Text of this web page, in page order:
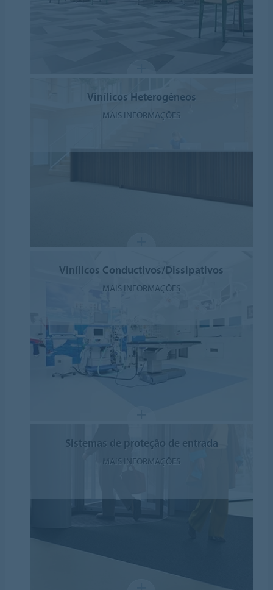
Vinílicos Heterogêneos
MAIS INFORMAÇÕES
Vinílicos Conductivos/Dissipativos
MAIS INFORMAÇÕES
Sistemas de proteção de entrada
MAIS INFORMAÇÕES